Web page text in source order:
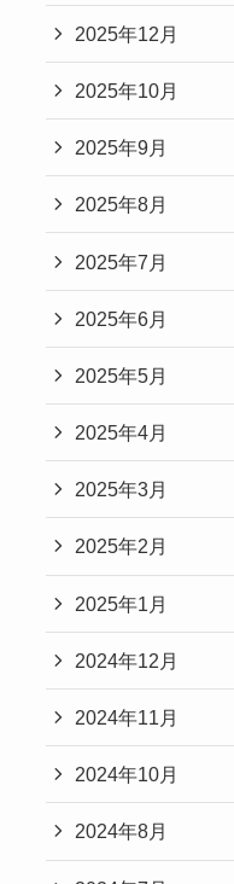
2025年12月
2025年10月
2025年9月
2025年8月
2025年7月
2025年6月
2025年5月
2025年4月
2025年3月
2025年2月
2025年1月
2024年12月
2024年11月
2024年10月
2024年8月